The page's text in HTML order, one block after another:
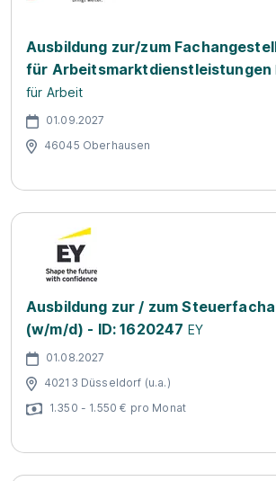
Ausbildung zur/zum
für Arbeitsmarktdienstleistungen
für Arbeit
01.09.2027
46045 Oberhausen
Ausbildung zur / zum
(w/m/d) - ID: 1620247 EY
01.08.2027
40213 Düsseldorf (u.a.)
1.350 - 1.550 € pro Monat